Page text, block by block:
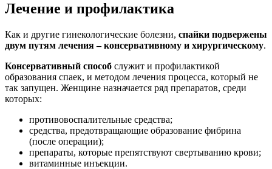
Лечение и профилактика
Как и другие гинекологические болезни, спайки подвержены
двум путям лечения – консервативному и хирургическому.
Консервативный способ служит и профилактикой
образования спаек, и методом лечения процесса, который не
так запущен. Женщине назначается ряд препаратов, среди
которых:
противовоспалительные средства;
средства, предотвращающие образование фибрина
(после операции);
препараты, которые препятствуют свертыванию крови;
витаминные инъекции.